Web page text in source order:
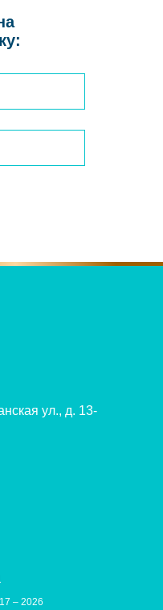
ул., д. 13-
– 2026